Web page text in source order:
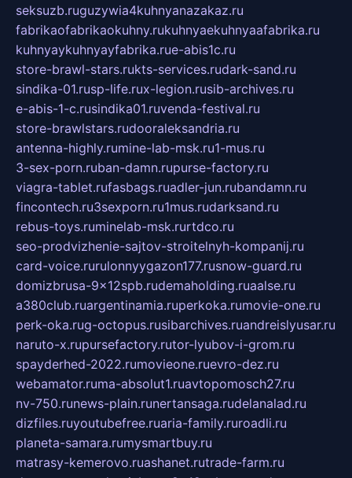
seksuzb.ruguzywia4kuhnyanazakaz.ru
fabrikaofabrikaokuhny.rukuhnyaekuhnyaafabrika.ru
kuhnyaykuhnyayfabrika.rue-abis1c.ru
store-brawl-stars.rukts-services.rudark-sand.ru
sindika-01.rusp-life.rux-legion.rusib-archives.ru
e-abis-1-c.rusindika01.ruvenda-festival.ru
store-brawlstars.rudooraleksandria.ru
antenna-highly.rumine-lab-msk.ru1-mus.ru
3-sex-porn.ruban-damn.rupurse-factory.ru
viagra-tablet.rufasbags.ruadler-jun.rubandamn.ru
fincontech.ru3sexporn.ru1mus.rudarksand.ru
rebus-toys.ruminelab-msk.rurtdco.ru
seo-prodvizhenie-sajtov-stroitelnyh-kompanij.ru
card-voice.rurulonnyygazon177.rusnow-guard.ru
domizbrusa-9x12spb.rudemaholding.ruaalse.ru
a380club.ruargentinamia.ruperkoka.rumovie-one.ru
perk-oka.rug-octopus.rusibarchives.ruandreislyusar.ru
naruto-x.rupursefactory.rutor-lyubov-i-grom.ru
spayderhed-2022.rumovieone.ruevro-dez.ru
webamator.ruma-absolut1.ruavtopomosch27.ru
nv-750.runews-plain.runertansaga.rudelanalad.ru
dizfiles.ruyoutubefree.ruaria-family.ruroadli.ru
planeta-samara.rumysmartbuy.ru
matrasy-kemerovo.ruashanet.rutrade-farm.ru